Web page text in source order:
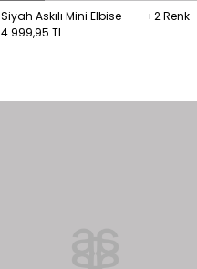
Siyah Askılı Mini Elbise
+2 Renk
4.999,95 TL